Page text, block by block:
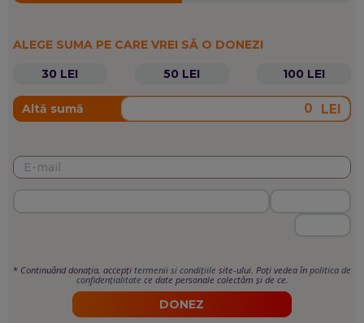
ALEGE SUMA PE CARE VREI SĂ O DONEZI
30 LEI
50 LEI 100 LEI
Altă sumă LEI
* Continuând donația, accepți termenii si condițiile site-ului. Poți vedea în politica de
confidențialitate ce date personale colectăm și de ce.
DONEZ